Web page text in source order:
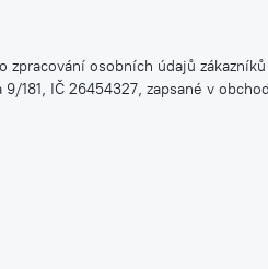
zpracování osobních údajů
9/181, IČ 26454327, zapsané v